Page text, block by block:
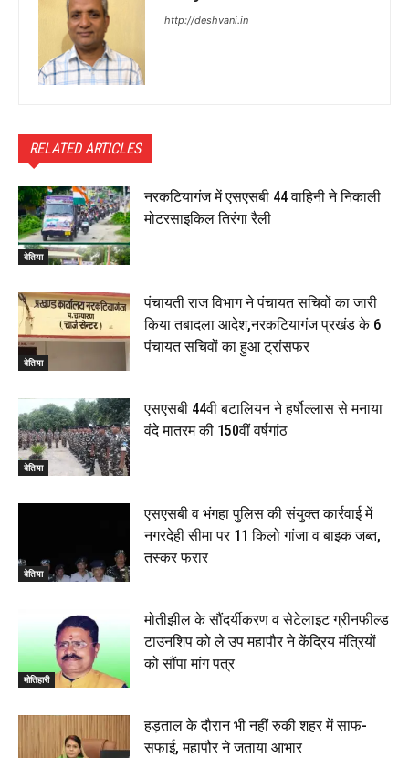
http://deshvani.in
RELATED ARTICLES
बेतिया
नरकटियागंज में एसएसबी 44 वाहिनी ने निकाली
मोटरसाइकिल तिरंगा रैली
बेतिया
पंचायती राज विभाग ने पंचायत सचिवों का जारी
किया तबादला आदेश,नरकटियागंज प्रखंड के 6
पंचायत सचिवों का हुआ ट्रांसफर
बेतिया
एसएसबी 44वी बटालियन ने हर्षोल्लास से मनाया
वंदे मातरम की 150वीं वर्षगांठ
बेतिया
एसएसबी व भंगहा पुलिस की संयुक्त कार्रवाई में
नगरदेही सीमा पर 11 किलो गांजा व बाइक जब्त,
तस्कर फरार
मोतिहारी
मोतीझील के सौंदर्यीकरण व सेटेलाइट ग्रीनफील्ड
टाउनशिप को ले उप महापौर ने केंद्रिय मंत्रियों
को सौंपा मांग पत्र
हड़ताल के दौरान भी नहीं रुकी शहर में साफ-
सफाई, महापौर ने जताया आभार